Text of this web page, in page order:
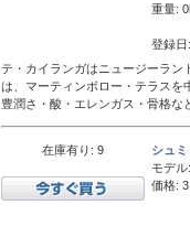
重量:
登録
テ・カイランガはニュージーラン
は、マーティンボロー・テラスを
豊潤さ・酸・エレンガス・骨格
在庫有り: 9
シュ
モデル:
価格: